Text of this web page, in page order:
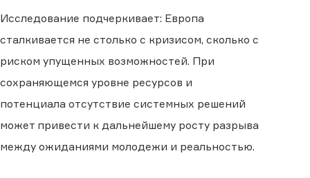
Исследование подчеркивает: Европа
сталкивается не столько с кризисом, сколько с
риском упущенных возможностей. При
сохраняющемся уровне ресурсов и
потенциала отсутствие системных решений
может привести к дальнейшему росту разрыва
между ожиданиями молодежи и реальностью.